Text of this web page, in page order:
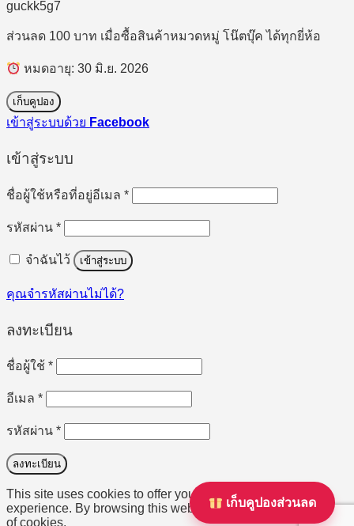
เก็บคูปองส่วนลด
guckk5g7
ส่วนลด 100 บาท เมื่อซื้อสินค้าหมวดหมู่ โน๊ตบุ๊ค ได้ทุกยี่ห้อ
หมดอายุ: 30 มิ.ย. 2026
เก็บคูปอง
เข้าสู่ระบบด้วย Facebook
เข้าสู่ระบบ
ชื่อผู้ใช้หรือที่อยู่อีเมล *ต้องการ
รหัสผ่าน *ต้องการ
จำฉันไว้ เข้าสู่ระบบ
คุณจำรหัสผ่านไม่ได้?
ลงทะเบียน
ชื่อผู้ใช้ *ต้องการ
อีเมล *ต้องการ
รหัสผ่าน *ต้องการ
ลงทะเบียน
This site uses cookies to offer you a better browsing
experience. By browsing this website, you agree to our use
of cookies.